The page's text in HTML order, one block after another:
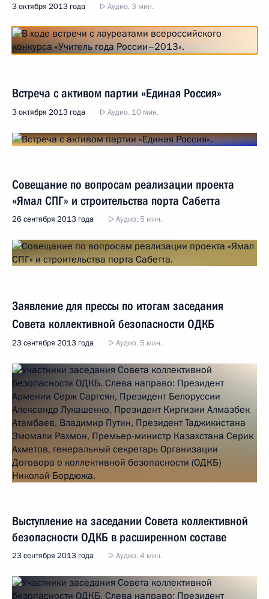
3 октября 2013 года Аудио, 3 мин.
Встреча с активом партии «Единая Россия»
3 октября 2013 года Аудио, 10 мин.
Совещание по вопросам реализации проекта
«Ямал СПГ» и строительства порта Сабетта
26 сентября 2013 года Аудио, 5 мин.
Заявление для прессы по итогам заседания
Совета коллективной безопасности ОДКБ
23 сентября 2013 года Аудио, 5 мин.
Выступление на заседании Совета коллективной
безопасности ОДКБ в расширенном составе
23 сентября 2013 года Аудио, 4 мин.